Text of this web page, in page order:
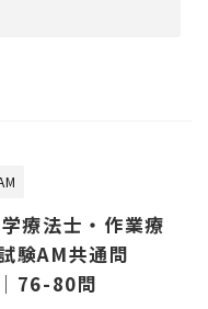
療法士・作業療
験AM共通問
76-80問